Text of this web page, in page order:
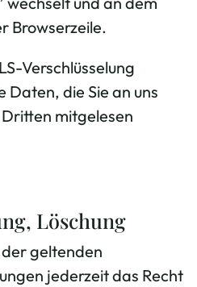
Browserzeile.
Verschlüsselung
Daten, die Sie an uns
mitgelesen
Löschung
geltenden
jederzeit das Recht